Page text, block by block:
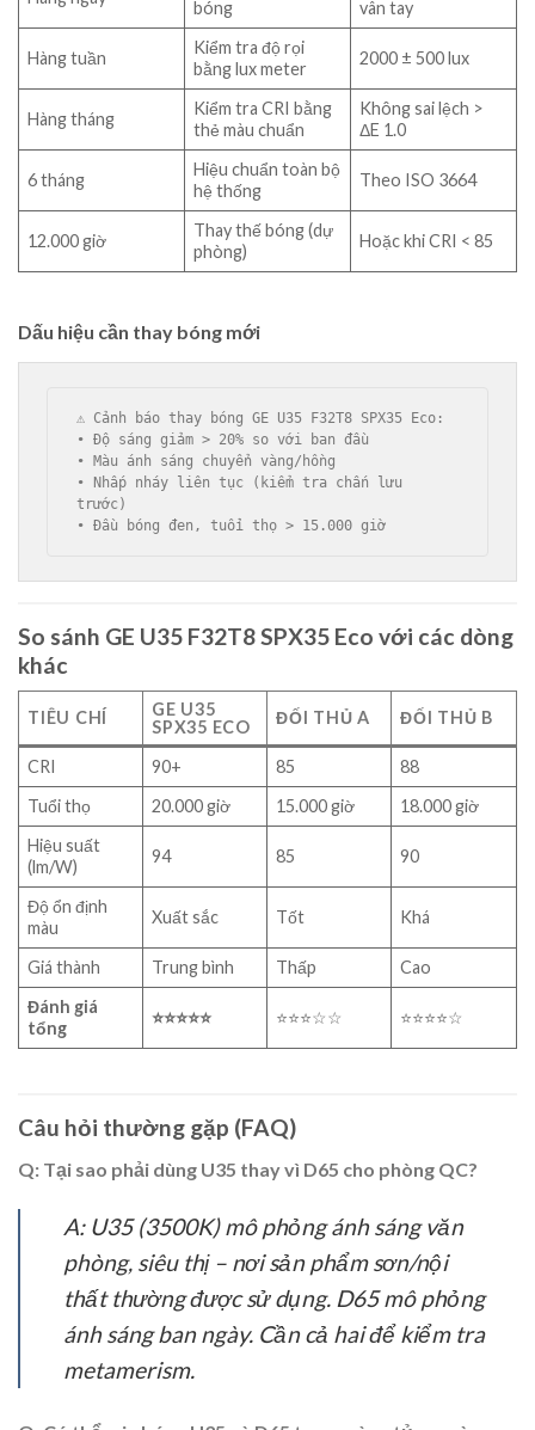
bóng
vân tay
Hàng tuần
Kiểm tra độ rọi
bằng lux meter
2000 ± 500 lux
Hàng tháng
Kiểm tra CRI bằng
thẻ màu chuẩn
Không sai lệch >
ΔE 1.0
6 tháng
Hiệu chuẩn toàn bộ
hệ thống
Theo ISO 3664
12.000 giờ
Thay thế bóng (dự
phòng)
Hoặc khi CRI < 85
Dấu hiệu cần thay bóng mới
⚠️ Cảnh báo thay bóng GE U35 F32T8 SPX35 Eco:
• Độ sáng giảm > 20% so với ban đầu
• Màu ánh sáng chuyển vàng/hồng
• Nhấp nháy liên tục (kiểm tra chấn lưu
trước)
So sánh GE U35 F32T8 SPX35 Eco với các dòng
khác
TIÊU CHÍ
GE U35
SPX35 ECO
ĐỐI THỦ A ĐỐI THỦ B
CRI 90+ 85
88
Tuổi thọ
20.000 giờ 15.000 giờ
18.000 giờ
Hiệu suất
(lm/W)
94 85 90
Độ ổn định
màu
Xuất sắc Tốt Khá
Giá thành Trung bình Thấp
Cao
Đánh giá
tổng
⭐⭐⭐⭐⭐ ⭐⭐⭐☆☆ ⭐⭐⭐⭐☆
Câu hỏi thường gặp (FAQ)
Q: Tại sao phải dùng U35 thay vì D65 cho phòng QC?
A: U35 (3500K) mô phỏng ánh sáng văn
phòng, siêu thị – nơi sản phẩm sơn/nội
thất thường được sử dụng. D65 mô phỏng
ánh sáng ban ngày. Cần cả hai để kiểm tra
metamerism.